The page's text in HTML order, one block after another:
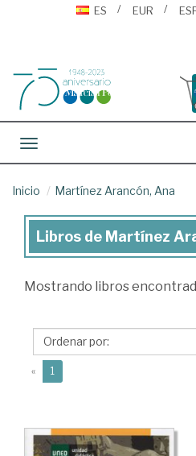
ES
EUR
Toggle navigation
Inicio Martínez Arancón, Ana
Libros
Martínez
Ana
Libros de Martínez
Mostrando libros
« 1